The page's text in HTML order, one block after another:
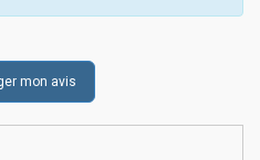
mon avis